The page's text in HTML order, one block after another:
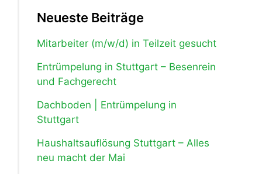
Neueste Beiträge
Mitarbeiter (m/w/d) in Teilzeit gesucht
Entrümpelung in Stuttgart – Besenrein
und Fachgerecht
Dachboden | Entrümpelung in
Stuttgart
Haushaltsauflösung Stuttgart – Alles
neu macht der Mai